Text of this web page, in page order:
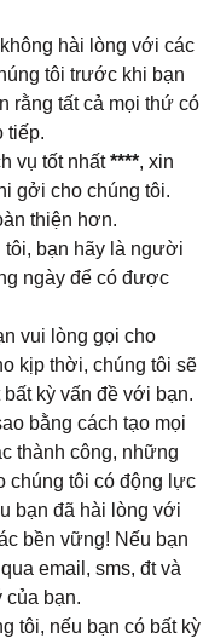
hài lòng với các
tôi trước khi bạn
rằng tất cả mọi thứ có
tiếp.
vụ tốt nhất****, xin
gởi cho chúng tôi.
thiện hơn.
bạn hãy là người
ngày để có được
vui lòng gọi cho
kịp thời, chúng tôi sẽ
kỳ vấn đề với bạn.
bằng cách tạo mọi
thành công, những
chúng tôi có động lực
bạn đã hài lòng với
bền vững! Nếu bạn
email, sms, đt và
của bạn.
tôi, nếu bạn có bất kỳ